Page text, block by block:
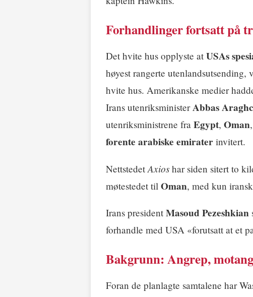
Forhandlinger fortsatt på
Det hvite hus opplyste at USAs
høyest rangerte
hvite hus. Amerikanske medier
Irans utenriksministerAbbas
utenriksministrene fra Egypt, Oman,
forente arabiske emirater invitert.
Nettstedet Axios har siden sitert to
møtestedet til Oman, med kun
Irans president Masoud Pezeshkian
forhandle med USA «forutsatt at et
Bakgrunn: Angrep,
Foran de planlagte samtalene har